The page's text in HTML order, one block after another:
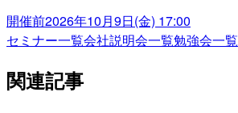
開催前2026年10月9日(金) 17:00
セミナー一覧会社説明会一覧勉強会一覧
関連記事